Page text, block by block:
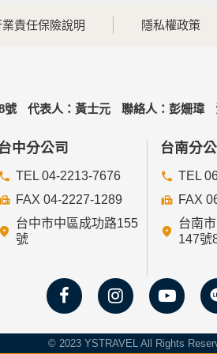
責任保險說明 隱私權政策
號 代表人：黃士元 聯絡人：彭姍瑋
中分公司
TEL 04-2213-7676
FAX 04-2227-1289
台中市中區成功路155
號
台南分
TEL
FAX
台南
147號
© 2023 YSTRAVEL All Rights